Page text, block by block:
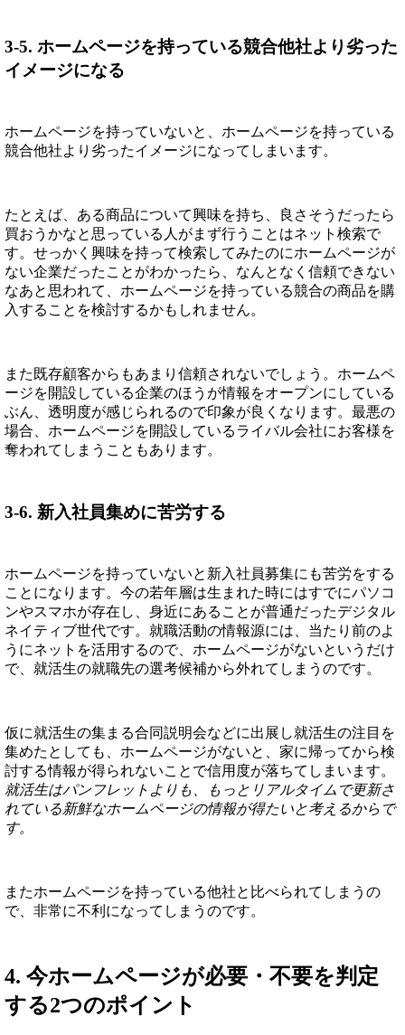
3-5. ホームページを持っている競合他社より劣った
イメージになる
ホームページを持っていないと、ホームページを持っている
競合他社より劣ったイメージになってしまいます。
たとえば、ある商品について興味を持ち、良さそうだったら
買おうかなと思っている人がまず行うことはネット検索で
す。せっかく興味を持って検索してみたのにホームページが
ない企業だったことがわかったら、なんとなく信頼できない
なあと思われて、ホームページを持っている競合の商品を購
入することを検討するかもしれません。
また既存顧客からもあまり信頼されないでしょう。ホームペ
ージを開設している企業のほうが情報をオープンにしている
ぶん、透明度が感じられるので印象が良くなります。最悪の
場合、ホームページを開設しているライバル会社にお客様を
奪われてしまうこともあります。
3-6. 新入社員集めに苦労する
ホームページを持っていないと新入社員募集にも苦労をする
ことになります。今の若年層は生まれた時にはすでにパソコ
ンやスマホが存在し、身近にあることが普通だったデジタル
ネイティブ世代です。就職活動の情報源には、当たり前のよ
うにネットを活用するので、ホームページがないというだけ
で、就活生の就職先の選考候補から外れてしまうのです。
仮に就活生の集まる合同説明会などに出展し就活生の注目を
集めたとしても、ホームページがないと、家に帰ってから検
討する情報が得られないことで信用度が落ちてしまいます。
就活生はパンフレットよりも、もっとリアルタイムで更新さ
れている新鮮なホームページの情報が得たいと考えるからで
す。
またホームページを持っている他社と比べられてしまうの
で、非常に不利になってしまうのです。
4. 今ホームページが必要・不要を判定
する2つのポイント